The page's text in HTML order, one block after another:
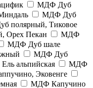
МДФ Дуб
МДФ Дуб
полярный, Тиковое
Орех Пекан
МДФ
МДФ Дуб шале
МДФ Дуб
альпийская
МДФ
Эковенге
МДФ Капучино